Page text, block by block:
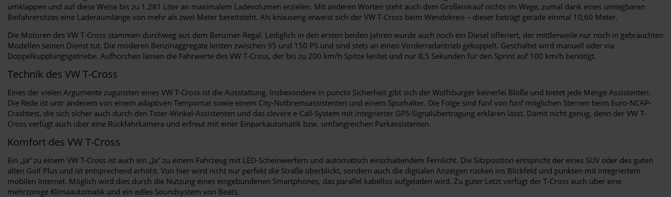
umklappen und auf diese Weise bis zu 1.281 Liter an maximalem Ladevolumen erzielen. Mit anderen Worten steht auch dem Großeinkauf nichts im Wege, zumal dank eines umlegbaren
Beifahrersitzes eine Laderaumlänge von mehr als zwei Meter bereitsteht. Als knauserig erweist sich der VW T-Cross beim Wendekreis – dieser beträgt gerade einmal 10,60 Meter.
Die Motoren des VW T-Cross stammen durchweg aus dem Benziner-Regal. Lediglich in den ersten beiden Jahren wurde auch noch ein Diesel offeriert, der mittlerweile nur noch in gebrauchten
Modellen seinen Dienst tut. Die moderen Benzinaggregate leisten zwischen 95 und 150 PS und sind stets an einen Vorderradantrieb gekoppelt. Geschaltet wird manuell oder via
Doppelkupplungsgetriebe. Aufhorchen lassen die Fahrwerte des VW T-Cross, der bis zu 200 km/h Spitze leistet und nur 8,5 Sekunden für den Sprint auf 100 km/h benötigt.
Technik des VW T-Cross
Eines der vielen Argumente zugunsten eines VW T-Cross ist die Ausstattung. Insbesondere in puncto Sicherheit gibt sich der Wolfsburger keinerlei Blöße und bietet jede Menge Assistenten.
Die Rede ist untr anderem von einem adaptiven Tempomat sowie einem City-Notbremsassistenten und einem Spurhalter. Die Folge sind fünf von fünf möglichen Sternen beim Euro-NCAP-
Crashtest, die sich sicher auch durch den Toter-Winkel-Assistenten und das clevere e-Call-System mit integrierter GPS-Signalübertragung erklären lässt. Damit nicht genug, denn der VW T-
Cross verfügt auch über eine Rückfahrkamera und erfreut mit einer Einparkautomatik bzw. umfangreichen Parkassistenten.
Komfort des VW T-Cross
Ein „Ja“ zu einem VW T-Cross ist auch ein „Ja“ zu einem Fahrzeug mit LED-Scheinwerfern und automatisch einschaltendem Fernlicht. Die Sitzposition entspricht der eines SUV oder des guten
alten Golf Plus und ist entsprechend erhöht. Von hier wird nicht nur perfekt die Straße überblickt, sondern auch die digitalen Anzeigen rücken ins Blickfeld und punkten mit integriertem
mobilen Internet. Möglich wird dies durch die Nutzung eines eingebundenen Smartphones, das parallel kabellos aufgeladen wird. Zu guter Letzt verfügt der T-Cross auch über eine
mehrzonige Klimaautomatik und ein edles Soundsystem von Beats.